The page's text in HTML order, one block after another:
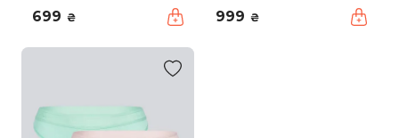
699 ₴ 999 ₴